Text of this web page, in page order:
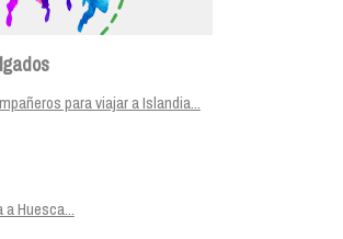
para viajar a Islandia...
Huesca...